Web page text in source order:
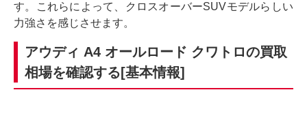
す。これらによって、クロスオーバーSUVモデルらしい
力強さを感じさせます。
アウディ A4 オールロード クワトロの買取
相場を確認する[基本情報]